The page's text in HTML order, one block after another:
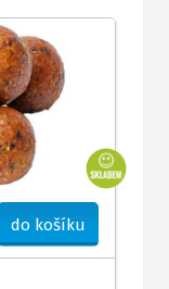
do košíku